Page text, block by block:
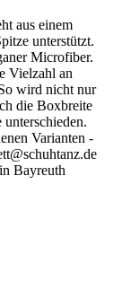
aus einem
unterstützt.
Microfiber.
Vielzahl an
wird nicht nur
die Boxbreite
Varianten -
Bayreuth